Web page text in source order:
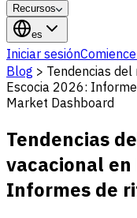
Recursos
es
Iniciar sesión
Blog > Tendencias
Escocia 2026:
Market Dashboard
Tendencias
vacacional en
Informes de